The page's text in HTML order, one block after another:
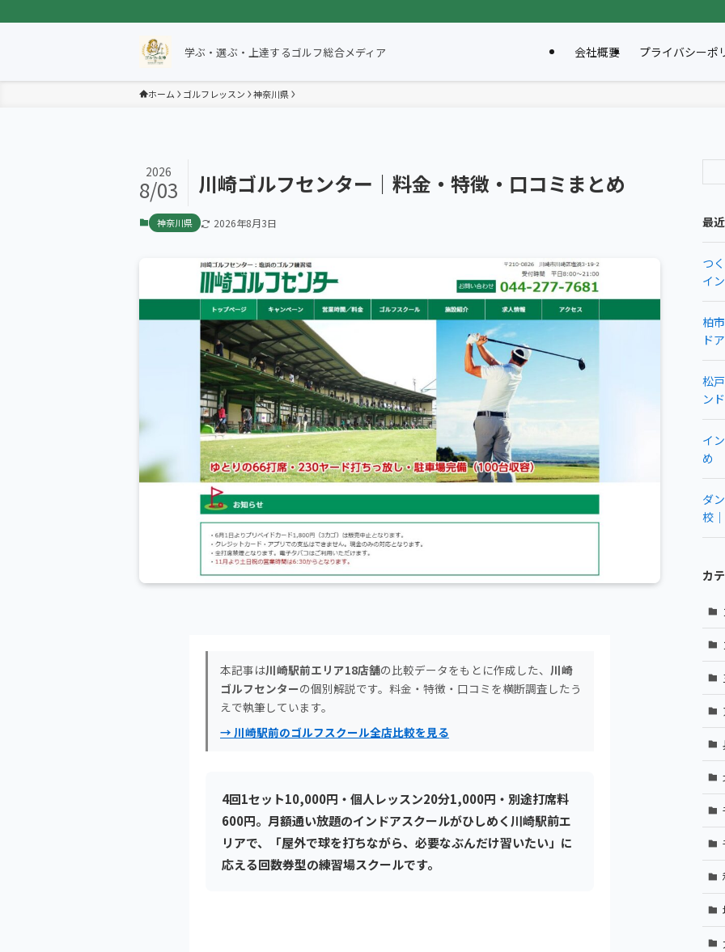
学ぶ・選ぶ・上達するゴルフ総合メディア 会社概要 プライバシーポ
ホーム ゴルフレッスン 神奈川県
川崎ゴルフセンター｜料金・特徴・口コミまとめ
2026
8/03
神奈川県 2026年8月3日
本記事は川崎駅前エリア18店舗の比較データをもとに作成した、 川崎
ゴルフセンターの個別解説です。料金・特徴・口コミを横断調査したう
えで執筆しています。
→ 川崎駅前のゴルフスクール全店比較を見る
4回1セット10,000円・個人レッスン20分1,000円・別途打席料
600円。月額通い放題のインドアスクールがひしめく川崎駅前エ
リアで、「屋外で球を打ちながら、必要なぶんだけ習いたい」に
応える回数券型の練習場スクールです。
最
つ
イ
柏
ド
松
ン
イ
め
ダ
校
カ